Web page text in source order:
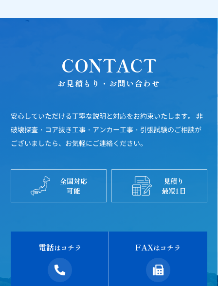
CONTACT
お見積もり・お問い合わせ
安心していただける丁寧な説明と対応をお約束いたします。
非
破壊探査・コア抜き工事・アンカー工事・引張試験のご相談が
ございましたら、お気軽にご連絡ください。
全国対応
可能
見積り
最短1日
電話はコチラ FAXはコチラ